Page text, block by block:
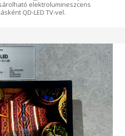
elektrolumineszcens
QD-LED TV-vel.